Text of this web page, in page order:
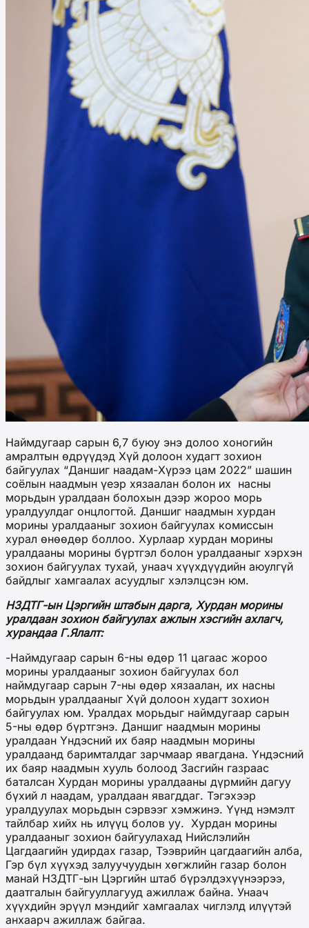
Наймдугаар сарын 6,7 буюу энэ долоо хоногийн
амралтын өдрүүдэд Хүй долоон худагт зохион
байгуулах “Даншиг наадам-Хүрээ цам 2022” шашин
соёлын наадмын үеэр хязаалан болон их насны
морьдын уралдаан болохын дээр жороо морь
уралдуулдаг онцлогтой. Даншиг наадмын хурдан
морины уралдааныг зохион байгуулах комиссын
хурал өнөөдөр боллоо. Хурлаар хурдан морины
уралдааны морины бүртгэл болон уралдааныг хэрхэн
зохион байгуулах тухай, унаач хүүхдүүдийн аюулгүй
байдлыг хамгаалах асуудлыг хэлэлцсэн юм.
НЗДТГ-ын Цэргийн штабын дарга, Хурдан морины
уралдаан зохион байгуулах ажлын хэсгийн ахлагч,
хурандаа Г.Ялалт:
-Наймдугаар сарын 6-ны өдөр 11 цагаас жороо
морины уралдааныг зохион байгуулах бол
наймдугаар сарын 7-ны өдөр хязаалан, их насны
морьдын уралдааныг Хүй долоон худагт зохион
байгуулах юм. Уралдах морьдыг наймдугаар сарын
5-ны өдөр бүртгэнэ. Даншиг наадмын морины
уралдаан Үндэсний их баяр наадмын морины
уралдаанд баримталдаг зарчмаар явагдана. Үндэсний
их баяр наадмын хууль болоод Засгийн газраас
баталсан Хурдан морины уралдааны дүрмийн дагуу
бүхий л наадам, уралдаан явагддаг. Тэгэхээр
уралдуулах морьдын сэрвээг хэмжинэ. Үүнд нэмэлт
тайлбар хийх нь илүүц болов уу. Хурдан морины
уралдааныг зохион байгуулахад Нийслэлийн
Цагдаагийн удирдах газар, Тээврийн цагдаагийн алба,
Гэр бүл хүүхэд залуучуудын хөгжлийн газар болон
манай НЗДТГ-ын Цэргийн штаб бүрэлдэхүүнээрээ,
даатгалын байгууллагууд ажиллаж байна. Унаач
хүүхдийн эрүүл мэндийг хамгаалах чиглэлд илүүтэй
анхаарч ажиллаж байгаа.